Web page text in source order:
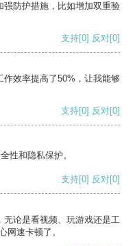
强防护措施，比如增加双重验
支持[0] 反对[0]
效率提高了50%，让我能够
支持[0] 反对[0]
性和隐私保护。
支持[0] 反对[0]
无论是看视频、玩游戏还是工
网速卡顿了。